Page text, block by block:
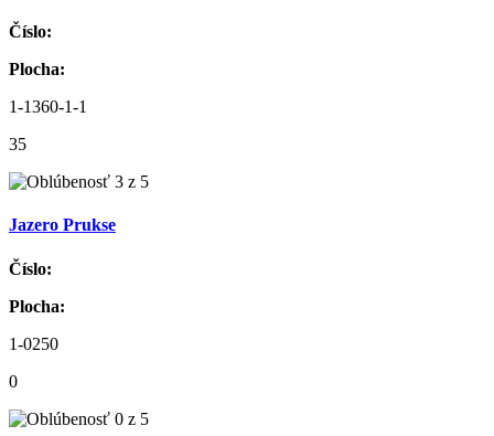
Číslo:
Plocha:
1-1360-1-1
35
Jazero Prukse
Číslo:
Plocha:
1-0250
0